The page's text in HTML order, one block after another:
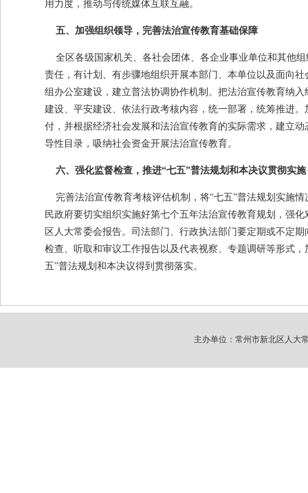
用力度，推动与传统媒体互联互融。
五、加强组织领导，完善法治宣传教育基础保障
全区各级国家机关、各社会团体、各企业事业单位和其他
责任，有计划、有步骤地组织开展本部门、本单位以及面向
组办公室建设，建立普法协调协作机制。把法治宣传教育纳
建设、平安建设、依法行政考核内容，统一部署，统筹推进
付，并根据经济社会发展和法治宣传教育的实际需求，建立
导性目录，吸纳社会资金开展法治宣传教育。
六、强化监督检查，推进“七五”普法规划和本决议贯彻实施
完善法治宣传教育考核评估机制，将“七五”普法规划实施
民政府要切实组织实施好第七个五年法治宣传教育规划，强
区人大常委会报告。司法部门、行政执法部门要定期或不定
检查、听取和审议工作报告以及代表视察、专题调研等形式
五”普法规划和本决议得到贯彻落实。
主办单位：常州市新北区人大